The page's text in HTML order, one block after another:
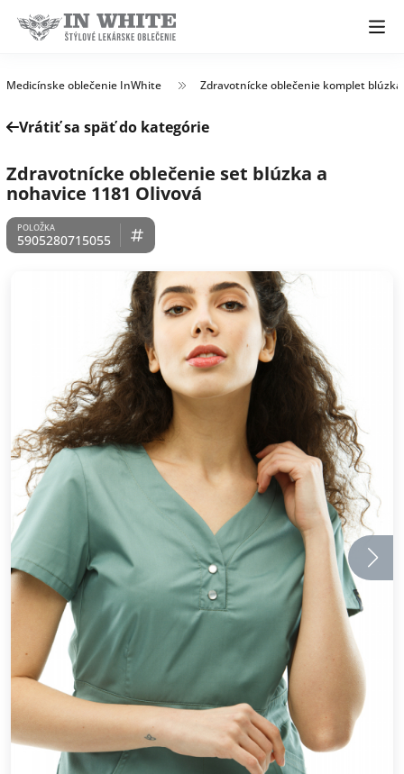
Medicínske oblečenie InWhite Zdravotnícke oblečenie komplet
Vrátiť sa späť do kategórie
Zdravotnícke oblečenie set blúzka a
nohavice 1181 Olivová
5905280715055